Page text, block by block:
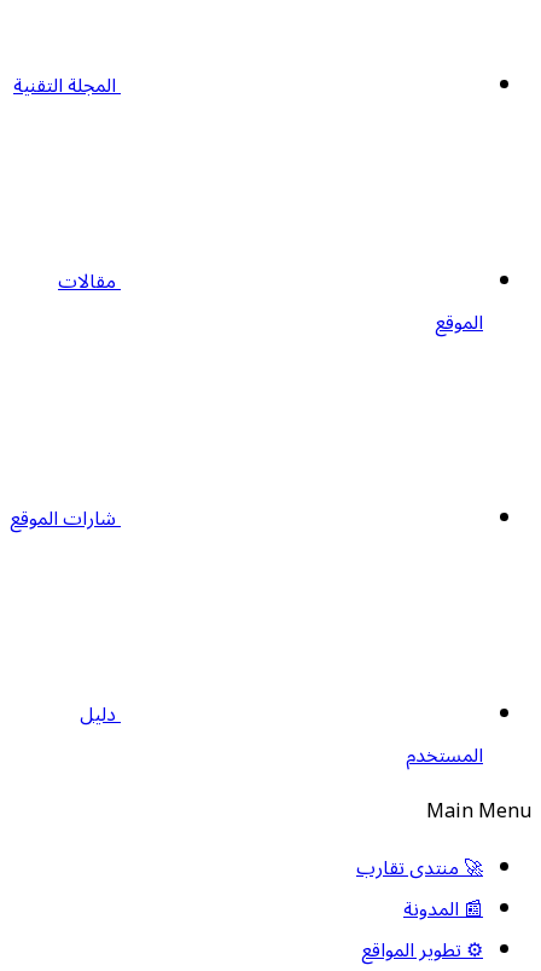
المجلة التقنية
مقالات
الموقع
شارات الموقع
دليل
المستخدم
Main Menu
🚀 منتدى تقارب
📰 المدونة
⚙️ تطوير المواقع